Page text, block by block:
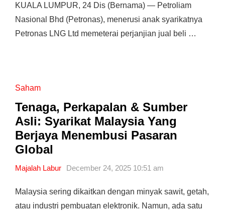
KUALA LUMPUR, 24 Dis (Bernama) — Petroliam
Nasional Bhd (Petronas), menerusi anak syarikatnya
Petronas LNG Ltd memeterai perjanjian jual beli …
Saham
Tenaga, Perkapalan & Sumber
Asli: Syarikat Malaysia Yang
Berjaya Menembusi Pasaran
Global
Majalah Labur December 24, 2025 10:51 am
Malaysia sering dikaitkan dengan minyak sawit, getah,
atau industri pembuatan elektronik. Namun, ada satu